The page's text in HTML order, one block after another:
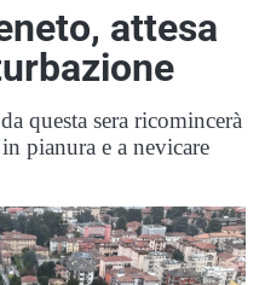
attesa
questa sera ricomincerà
pianura e a nevicare